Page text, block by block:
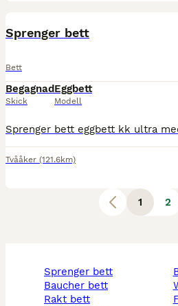
Sprenger bett
Bett
Begagnad
Skick
Eggbett
Modell
Tvååker (121.6km)
1 2
sprenger bett
baucher bett
rakt bett